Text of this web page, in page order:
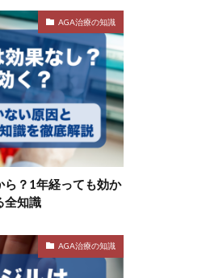
AGA治療の知識
ら？1年経っても効か
全知識
AGA治療の知識